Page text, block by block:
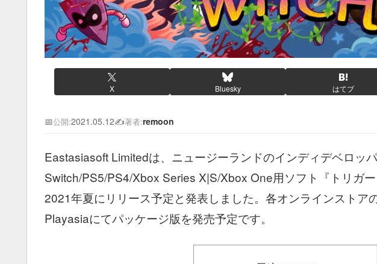
X Bluesky はてブ
📅公開:2021.05.12✍️著者:remoon
Eastasiasoft Limitedは、ニュージーランドのインディデベロッ
Switch/PS5/PS4/Xbox Series X|S/Xbox One用ソフト『トリガ
2021年夏にリリース予定と発表しました。各オンラインストア
Playasiaにてパッケージ版を発売予定です。